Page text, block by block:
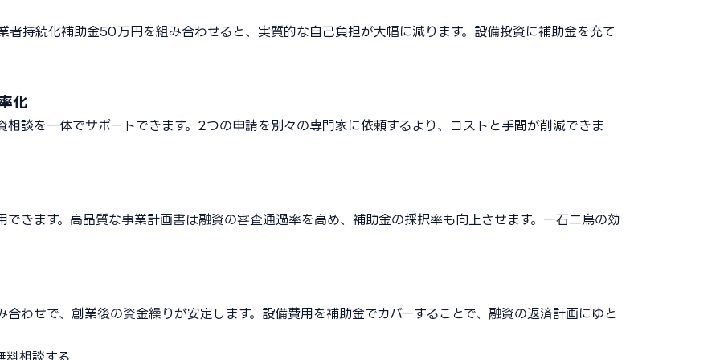
持続化補助金50万円を組み合わせると、実質的な自己負担が大幅に減ります。設備投資に補助金を充て
化
談を一体でサポートできます。2つの申請を別々の専門家に依頼するより、コストと手間が削減できま
きます。高品質な事業計画書は融資の審査通過率を高め、補助金の採択率も向上させます。一石二鳥の効
わせで、創業後の資金繰りが安定します。設備費用を補助金でカバーすることで、融資の返済計画にゆと
料相談する